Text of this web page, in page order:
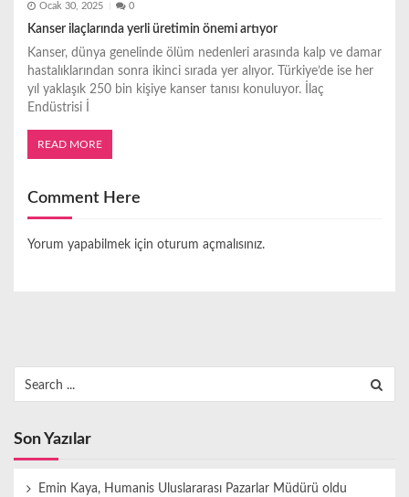
Ocak 30, 2025 0
Kanser ilaçlarında yerli üretimin önemi artıyor
Kanser, dünya genelinde ölüm nedenleri arasında kalp ve damar
hastalıklarından sonra ikinci sırada yer alıyor. Türkiye’de ise her
yıl yaklaşık 250 bin kişiye kanser tanısı konuluyor. İlaç
Endüstrisi İ
READ MORE
Comment Here
Yorum yapabilmek için oturum açmalısınız.
for:
Son Yazılar
Emin Kaya, Humanis Uluslararası Pazarlar Müdürü oldu